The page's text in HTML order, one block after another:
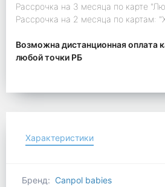
Рассрочка на 3 месяца по карте
Рассрочка на 2 месяца по картам:
Возможна дистанционная оплата
любой точки РБ
Характеристики
Бренд: Canpol babies